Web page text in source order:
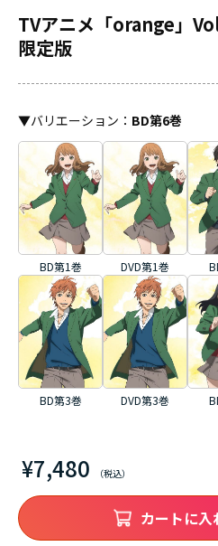
TVアニメ「orange」
限定版
¥7,480
▼バリエーション ： BD第6巻
BD第1巻 DVD第1巻
BD第3巻 DVD第3巻
カートに入